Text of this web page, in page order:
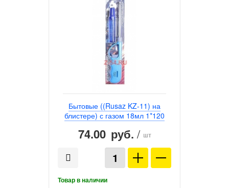
Бытовые ((Rusaz KZ-11) на
блистере) с газом 18мл 1*120
74.00 руб. / шт